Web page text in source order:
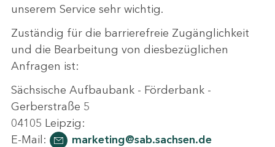
unserem Service sehr wichtig.
Zuständig für die barrierefreie Zugänglichkeit
und die Bearbeitung von diesbezüglichen
Anfragen ist:
Sächsische Aufbaubank - Förderbank -
Gerberstraße 5
04105 Leipzig:
E-Mail:
marketing@sab.sachsen.de